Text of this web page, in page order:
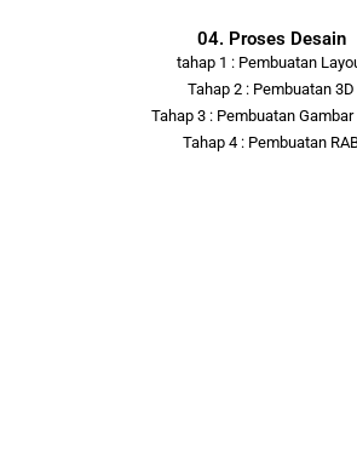
04. Proses Desain
tahap 1 : Pembuatan
Tahap 2 : Pembuatan 3D
Tahap 3 : Pembuatan Gambar
Tahap 4 : Pembuatan